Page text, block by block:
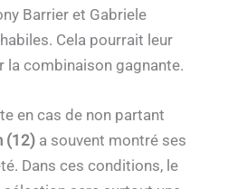
Barrier et Gabriele
Cela pourrait leur
combinaison gagnante.
en cas de non partant
(12) a souvent montré ses
Dans ces conditions, le